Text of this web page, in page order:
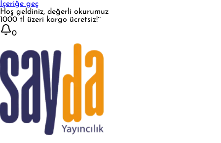
İçeriğe geç
Hoş geldiniz, değerli okurumuz
1000 tl üzeri kargo ücretsiz!¨
0